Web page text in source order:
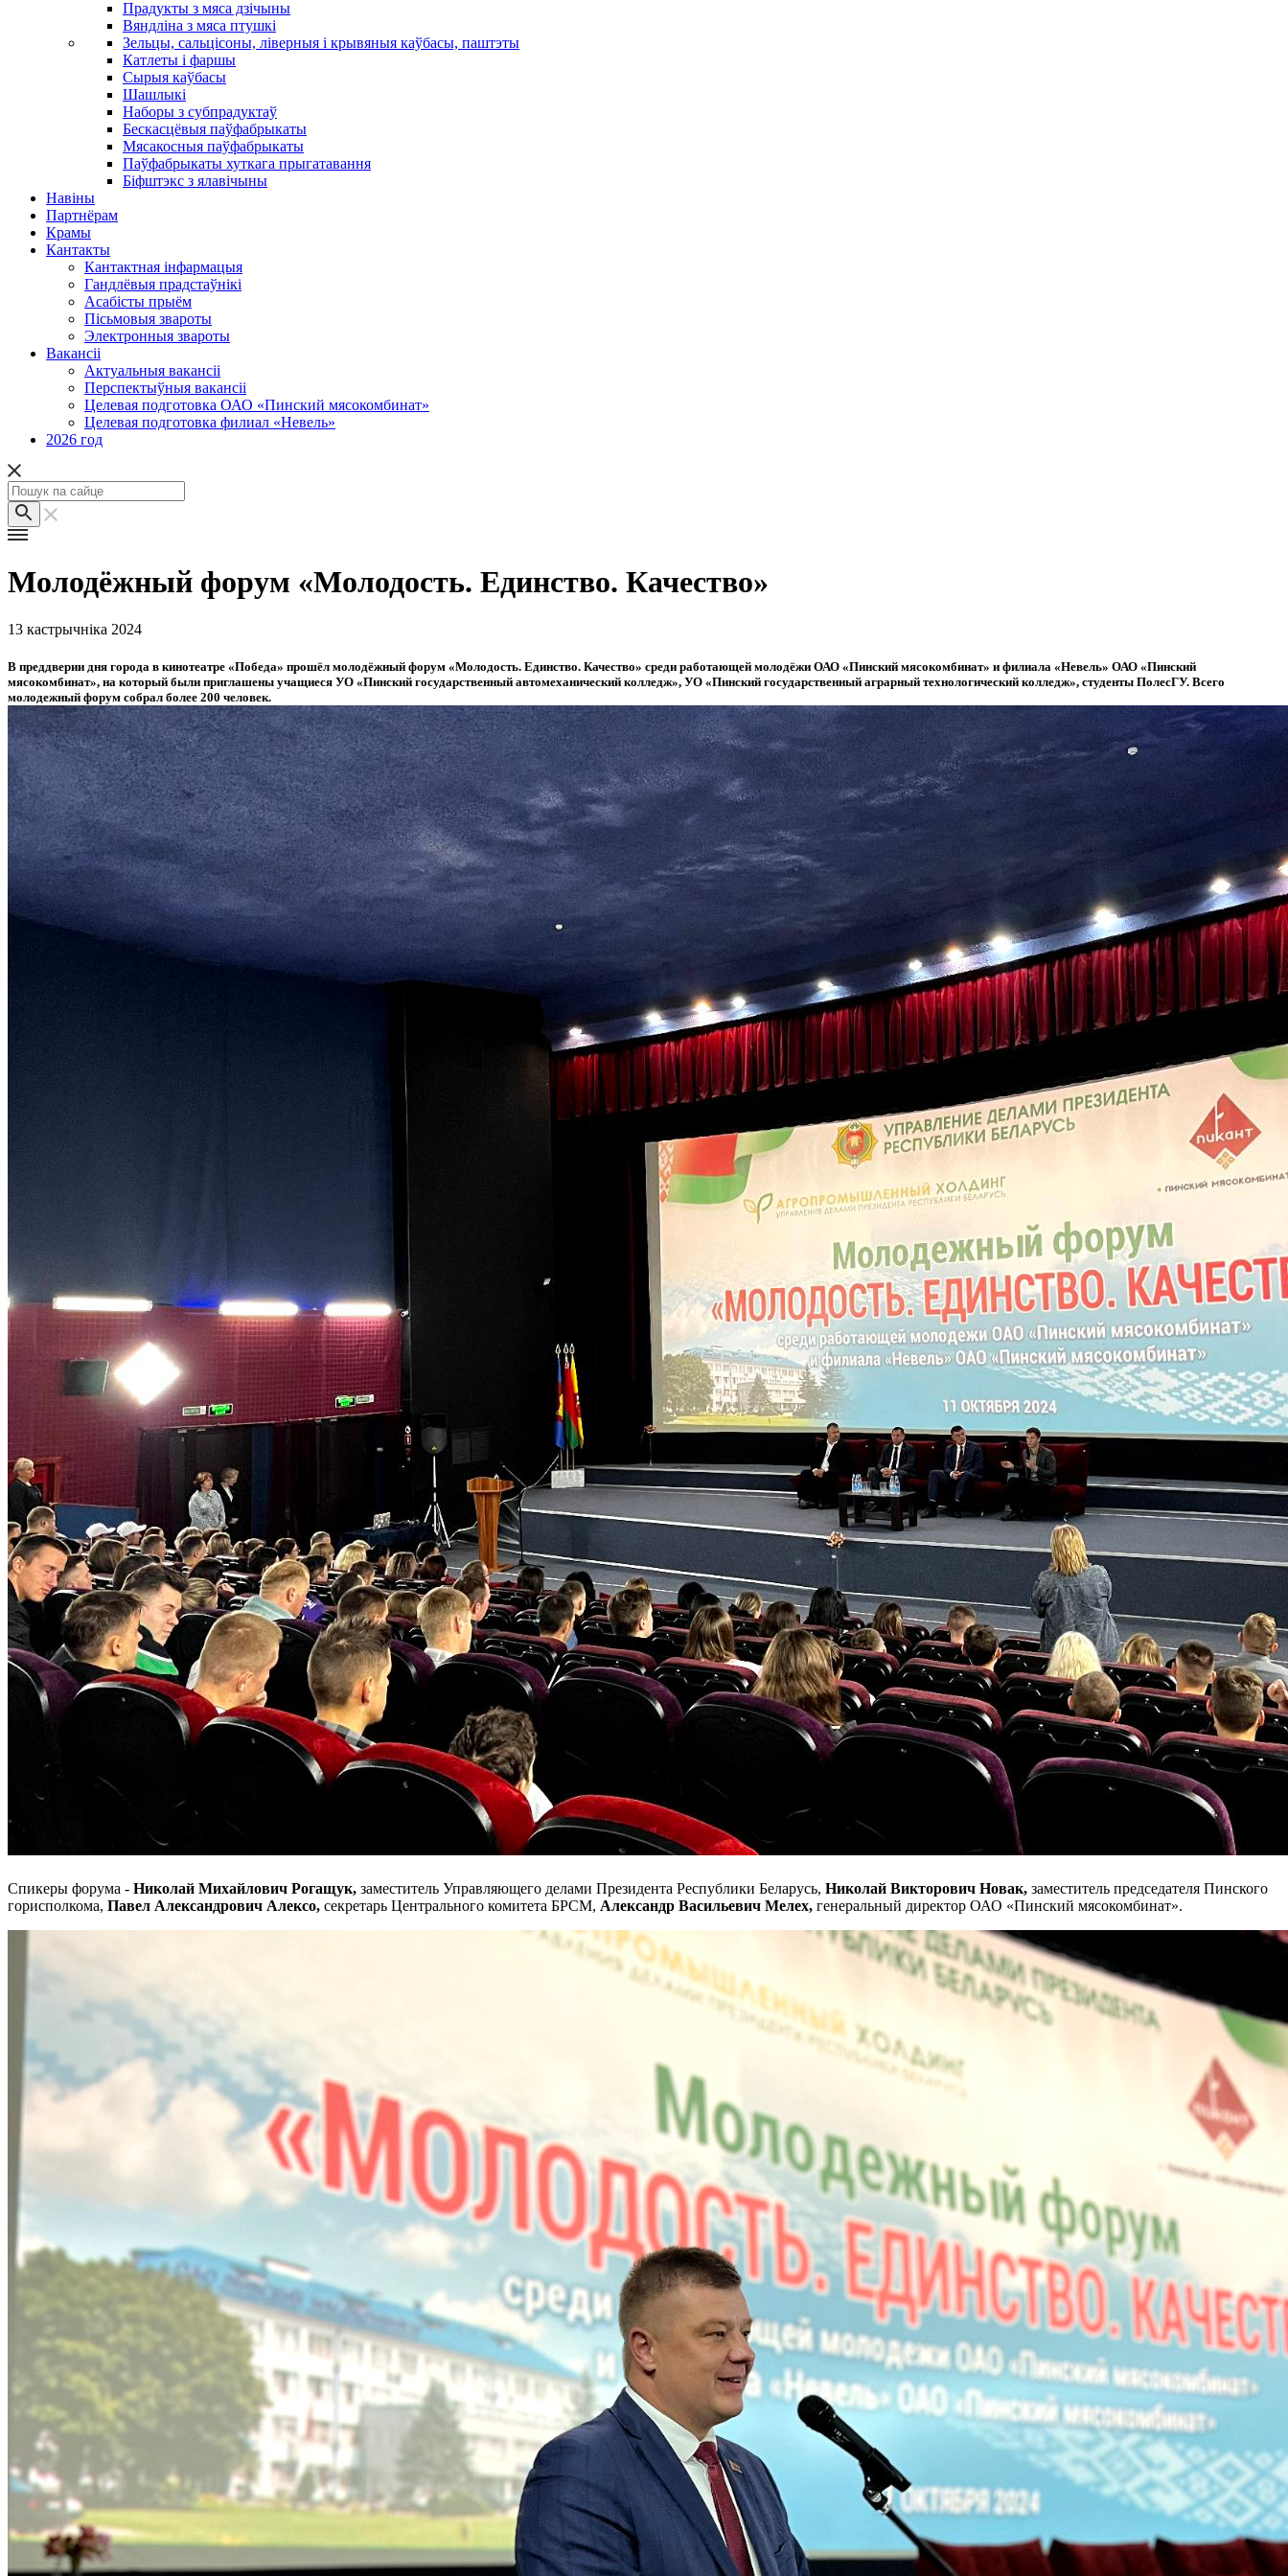
Прадукты з мяса дзічыны
Вяндліна з мяса птушкі
Зельцы, сальцісоны, ліверныя і крывяныя каўбасы, паштэты
Катлеты і фаршы
Сырыя каўбасы
Шашлыкі
Наборы з субпрадуктаў
Бескасцёвыя паўфабрыкаты
Мясакосныя паўфабрыкаты
Паўфабрыкаты хуткага прыгатавання
Біфштэкс з ялавічыны
Навіны
Партнёрам
Крамы
Кантакты
Кантактная інфармацыя
Гандлёвыя прадстаўнікі
Асабісты прыём
Пісьмовыя звароты
Электронныя звароты
Вакансіі
Актуальныя вакансіі
Перспектыўныя вакансіі
Целевая подготовка ОАО «Пинский мясокомбинат»
Целевая подготовка филиал «Невель»
2026 год
Молодёжный форум «Молодость. Единство. Качество»
13 кастрычніка 2024
В преддверии дня города в кинотеатре «Победа» прошёл молодёжный форум «Молодость. Единство. Качество» среди работающей молодёжи ОАО «Пинский мясокомбинат» и филиала «Невель» ОАО «Пинский
мясокомбинат», на который были приглашены учащиеся УО «Пинский государственный автомеханический колледж», УО «Пинский государственный аграрный технологический колледж», студенты ПолесГУ. Всего
молодежный форум собрал более 200 человек.
Спикеры форума - Николай Михайлович Рогащук, заместитель Управляющего делами Президента Республики Беларусь, Николай Викторович Новак, заместитель председателя Пинского
горисполкома, Павел Александрович Алексо, секретарь Центрального комитета БРСМ, Александр Васильевич Мелех, генеральный директор ОАО «Пинский мясокомбинат».